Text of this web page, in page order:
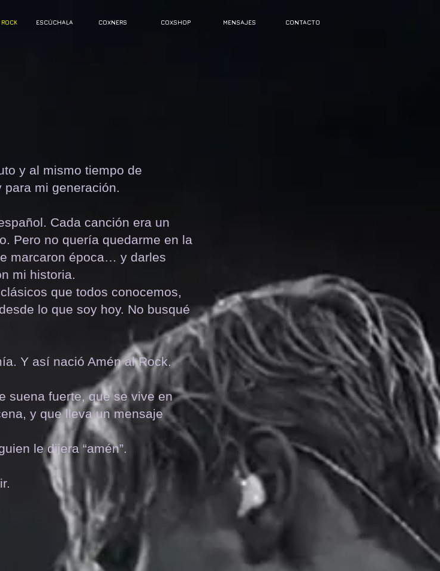
ESCÚCHALA COXNERS COXSHOP MENSAJES CONTACTO
y al mismo tiempo de
mi generación.
Cada canción era un
Pero no quería quedarme en la
marcaron época… y darles
mi historia.
que todos conocemos,
lo que soy hoy. No busqué
Y así nació Amén al Rock.
suena fuerte, que se vive en
y que lleva un mensaje
le dijera “amén”.